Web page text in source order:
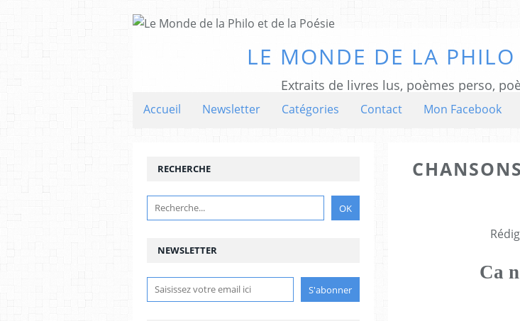
LE MONDE DE LA PHILO
Extraits de livres lus, poèmes perso,
Accueil Newsletter Catégories Contact Mon Facebook
Ca
NEWSLETTER
RECHERCHE